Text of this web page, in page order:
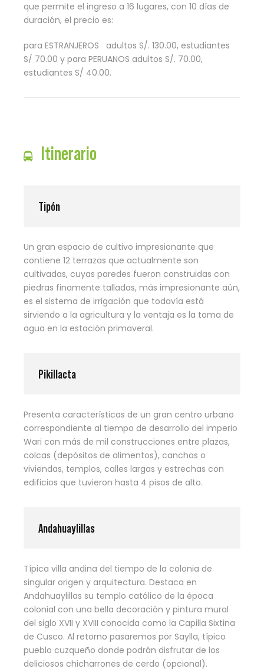
que permite el ingreso a 16 lugares, con 10 días de
duración, el precio es:
para ESTRANJEROS adultos S/. 130.00, estudiantes
S/ 70.00 y para PERUANOS adultos S/. 70.00,
estudiantes S/ 40.00.
Itinerario
Tipón
Un gran espacio de cultivo impresionante que
contiene 12 terrazas que actualmente son
cultivadas, cuyas paredes fueron construidas con
piedras finamente talladas, más impresionante aún,
es el sistema de irrigación que todavía está
sirviendo a la agricultura y la ventaja es la toma de
agua en la estación primaveral.
Pikillacta
Presenta características de un gran centro urbano
correspondiente al tiempo de desarrollo del imperio
Wari con más de mil construcciones entre plazas,
colcas (depósitos de alimentos), canchas o
viviendas, templos, calles largas y estrechas con
edificios que tuvieron hasta 4 pisos de alto.
Andahuaylillas
Típica villa andina del tiempo de la colonia de
singular origen y arquitectura. Destaca en
Andahuaylillas su templo católico de la época
colonial con una bella decoración y pintura mural
del siglo XVII y XVIII conocida como la Capilla Sixtina
de Cusco. Al retorno pasaremos por Saylla, típico
pueblo cuzqueño donde podrán disfrutar de los
deliciosos chicharrones de cerdo (opcional).